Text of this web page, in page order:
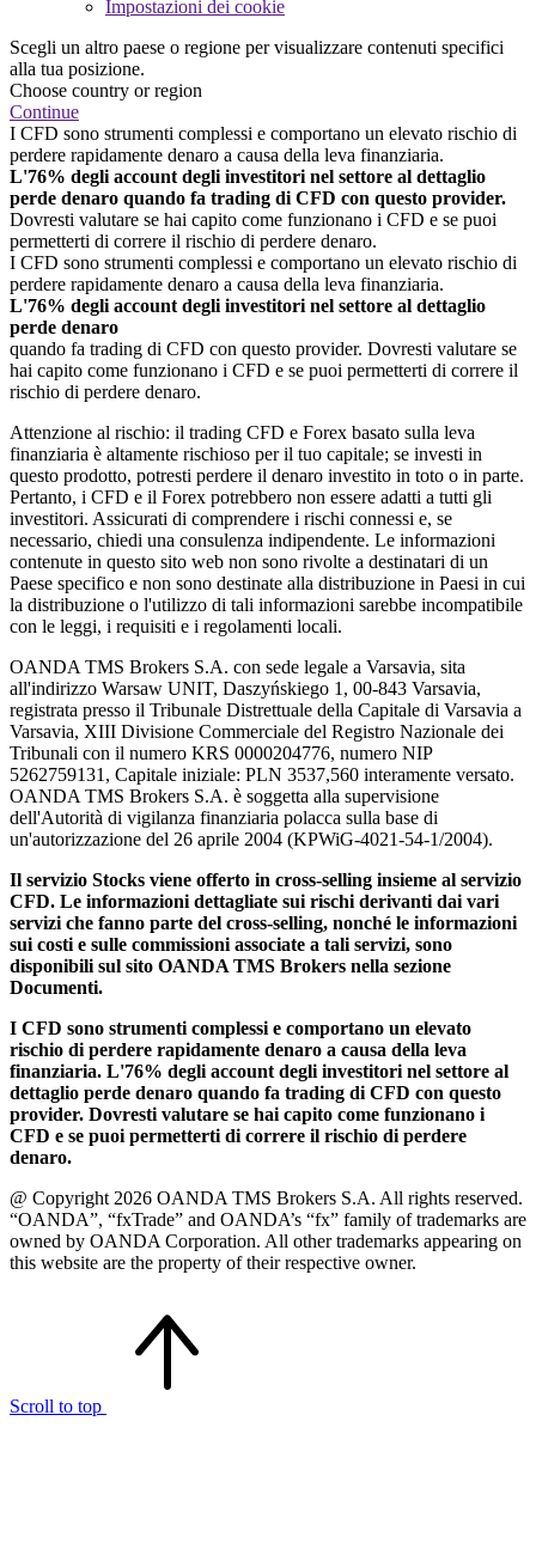
Impostazioni dei cookie
Scegli un altro paese o regione per visualizzare contenuti specifici
alla tua posizione.
Choose country or region
Continue
I CFD sono strumenti complessi e comportano un elevato rischio di
perdere rapidamente denaro a causa della leva finanziaria.
L'76% degli account degli investitori nel settore al dettaglio
perde denaro quando fa trading di CFD con questo provider.
Dovresti valutare se hai capito come funzionano i CFD e se puoi
permetterti di correre il rischio di perdere denaro.
I CFD sono strumenti complessi e comportano un elevato rischio di
perdere rapidamente denaro a causa della leva finanziaria.
L'76% degli account degli investitori nel settore al dettaglio
perde denaro
quando fa trading di CFD con questo provider. Dovresti valutare se
hai capito come funzionano i CFD e se puoi permetterti di correre il
rischio di perdere denaro.
Attenzione al rischio: il trading CFD e Forex basato sulla leva
finanziaria è altamente rischioso per il tuo capitale; se investi in
questo prodotto, potresti perdere il denaro investito in toto o in parte.
Pertanto, i CFD e il Forex potrebbero non essere adatti a tutti gli
investitori. Assicurati di comprendere i rischi connessi e, se
necessario, chiedi una consulenza indipendente. Le informazioni
contenute in questo sito web non sono rivolte a destinatari di un
Paese specifico e non sono destinate alla distribuzione in Paesi in cui
la distribuzione o l'utilizzo di tali informazioni sarebbe incompatibile
con le leggi, i requisiti e i regolamenti locali.
OANDA TMS Brokers S.A. con sede legale a Varsavia, sita
all'indirizzo Warsaw UNIT, Daszyńskiego 1, 00-843 Varsavia,
registrata presso il Tribunale Distrettuale della Capitale di Varsavia a
Varsavia, XIII Divisione Commerciale del Registro Nazionale dei
Tribunali con il numero KRS 0000204776, numero NIP
5262759131, Capitale iniziale: PLN 3537,560 interamente versato.
OANDA TMS Brokers S.A. è soggetta alla supervisione
dell'Autorità di vigilanza finanziaria polacca sulla base di
un'autorizzazione del 26 aprile 2004 (KPWiG-4021-54-1/2004).
Il servizio Stocks viene offerto in cross-selling insieme al servizio
CFD. Le informazioni dettagliate sui rischi derivanti dai vari
servizi che fanno parte del cross-selling, nonché le informazioni
sui costi e sulle commissioni associate a tali servizi, sono
disponibili sul sito OANDA TMS Brokers nella sezione
Documenti.
I CFD sono strumenti complessi e comportano un elevato
rischio di perdere rapidamente denaro a causa della leva
finanziaria. L'76% degli account degli investitori nel settore al
dettaglio perde denaro quando fa trading di CFD con questo
provider. Dovresti valutare se hai capito come funzionano i
CFD e se puoi permetterti di correre il rischio di perdere
denaro.
@ Copyright 2026 OANDA TMS Brokers S.A. All rights reserved.
“OANDA”, “fxTrade” and OANDA’s “fx” family of trademarks are
owned by OANDA Corporation. All other trademarks appearing on
this website are the property of their respective owner.
Scroll to top